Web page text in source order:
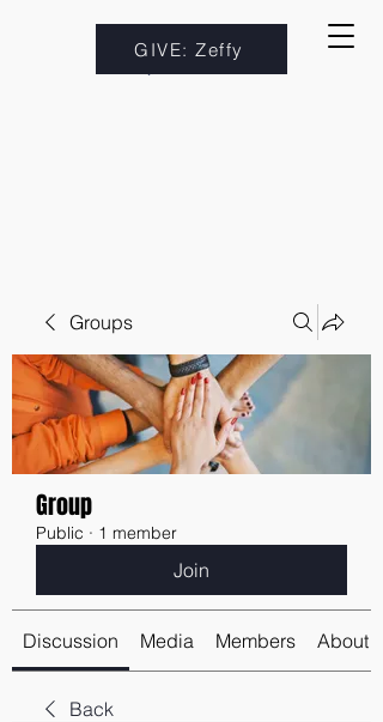
GIVE: Zeffy
Groups
Group
Public · 1 member
Join
Discussion Media Members About
Back